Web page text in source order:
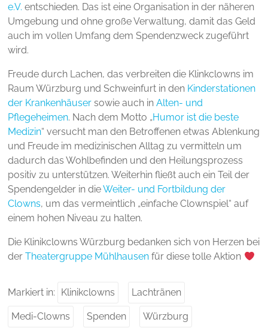
e.V. entschieden. Das ist eine Organisation in der näheren
Umgebung und ohne große Verwaltung, damit das Geld
auch im vollen Umfang dem Spendenzweck zugeführt
wird.
Freude durch Lachen, das verbreiten die Klinkclowns im
Raum Würzburg und Schweinfurt in den Kinderstationen
der Krankenhäuser sowie auch inAlten- und
Pflegeheimen. Nach dem Motto „Humor ist die beste
Medizin“ versucht man den Betroffenen etwas Ablenkung
und Freude im medizinischen Alltag zu vermitteln um
dadurch das Wohlbefinden und den Heilungsprozess
positiv zu unterstützen. Weiterhin fließt auch ein Teil der
Spendengelder in dieWeiter- und Fortbildung der
Clowns, um das vermeintlich „einfache Clownspiel“ auf
einem hohen Niveau zu halten.
Die Klinikclowns Würzburg bedanken sich von Herzen bei
derTheatergruppe Mühlhausen für diese tolle Aktion
Markiert in: Klinikclowns Lachtränen
Medi-Clowns Spenden Würzburg